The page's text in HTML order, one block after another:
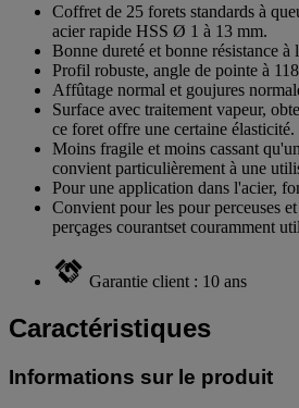
Coffret de 25 forets standards à
acier rapide HSS Ø 1 à 13 mm.
Bonne dureté et bonne résistance à
Profil robuste, angle de pointe à
Affûtage normal et goujures
Surface avec traitement vapeur,
ce foret offre une certaine élasticité.
Moins fragile et moins cassant
convient particulièrement à une
Pour une application dans l'acier,
Convient pour les pour perceuses
perçages courantset couramment
Garantie client : 10 ans
Caractéristiques
Informations sur le produit